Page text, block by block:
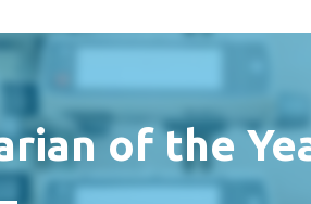
of the